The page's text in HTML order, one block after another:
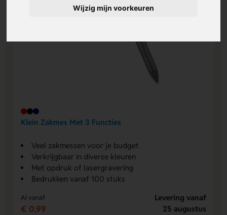
Wijzig mijn voorkeuren
Klein Zakmes Met 3 Functies
Veel zakmessen voor je budget
Verkrijgbaar in diverse kleuren
Met opdruk of lasergravering
Bedrukken vanaf 100 stuks
Al vanaf
€ 0,99
Levering vanaf
25 augustus